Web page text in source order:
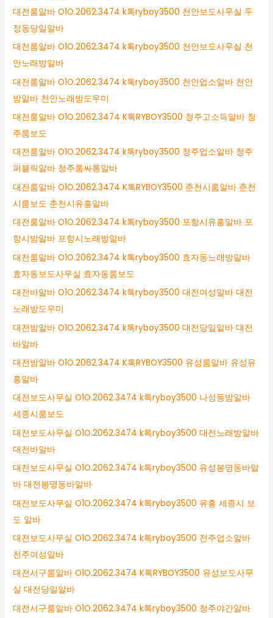
대전룸알바 O1O.2062.3474 k톡ryboy3500 천안보도사무실 두
정동당일알바
대전룸알바 O1O.2062.3474 k톡ryboy3500 천안보도사무실 천
안노래방알바
대전룸알바 O1O.2062.3474 k톡ryboy3500 천안업소알바 천안
밤알바 천안노래방도우미
대전룸알바 O1O.2062.3474 K톡RYBOY3500 청주고소득알바 청
주룸보도
대전룸알바 O1O.2062.3474 k톡ryboy3500 청주업소알바 청주
퍼블릭알바 청주룸싸롱알바
대전룸알바 O1O.2062.3474 K톡RYBOY3500 춘천시룸알바 춘천
시룸보도 춘천시유흥알바
대전룸알바 O1O.2062.3474 k톡ryboy3500 포항시유흥알바 포
항시밤알바 포항시노래방알바
대전룸알바 O1O.2062.3474 k톡ryboy3500 효자동노래방알바
효자동보도사무실 효자동룸보도
대전바알바 O1O.2062.3474 k톡ryboy3500 대전여성알바 대전
노래방도우미
대전밤알바 O1O.2062.3474 k톡ryboy3500 대전당일알바 대전
바알바
대전밤알바 O1O.2062.3474 K톡RYBOY3500 유성룸알바 유성유
흥알바
대전보도사무실 O1O.2062.3474 k톡ryboy3500 나성동밤알바
세종시룸보도
대전보도사무실 O1O.2062.3474 k톡ryboy3500 대전노래방알바
대전바알바
대전보도사무실 O1O.2062.3474 k톡ryboy3500 유성봉명동바알
바 대전봉명동바알바
대전보도사무실 O1O.2062.3474 k톡ryboy3500 유흥 세종시 보
도 알바
대전보도사무실 O1O.2062.3474 k톡ryboy3500 전주업소알바
전주여성알바
대전서구룸알바 O1O.2062.3474 K톡RYBOY3500 유성보도사무
실 대전당일알바
대전서구룸알바 O1O.2062.3474 k톡ryboy3500 청주야간알바